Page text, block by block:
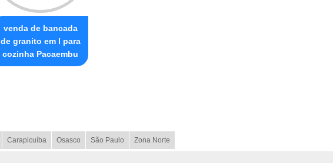
venda de bancada
de granito em l para
cozinha Pacaembu
Carapicuíba Osasco São Paulo Zona Norte